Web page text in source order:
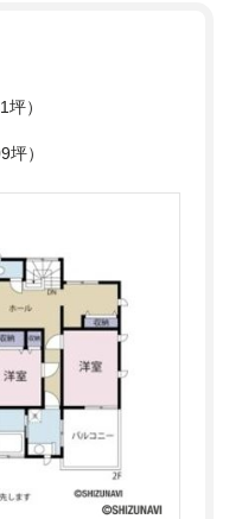
坪）
坪）